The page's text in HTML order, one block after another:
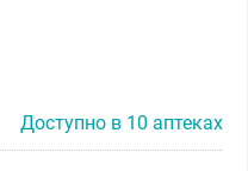
Доступно в 10 аптеках